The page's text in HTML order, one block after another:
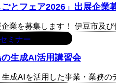
とフェア2026」出展企業
業を募集します！ 伊豆市及
セミナー
の生成AI活用講習会
成AIを活用した事業・業務